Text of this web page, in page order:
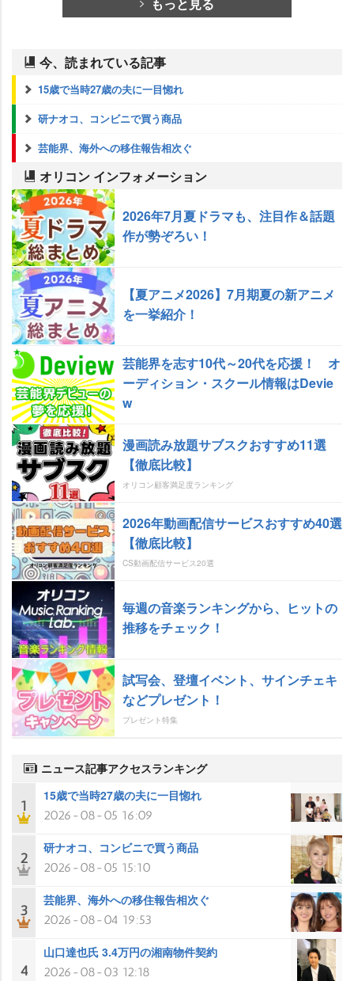
今、読まれている記事
15歳で当時27歳の夫に一目惚れ
研ナオコ、コンビニで買う商品
芸能界、海外への移住報告相次ぐ
オリコン インフォメーション
2026年7月夏ドラマも、注目作＆話題
作が勢ぞろい！
【夏アニメ2026】7月期夏の新アニメ
を一挙紹介！
芸能界を志す10代～20代を応援！ オ
ーディション・スクール情報はDevie
w
漫画読み放題サブスクおすすめ11選
【徹底比較】
オリコン顧客満足度ランキング
2026年動画配信サービスおすすめ40選
【徹底比較】
CS動画配信サービス20選
毎週の音楽ランキングから、ヒットの
推移をチェック！
試写会、登壇イベント、サインチェキ
などプレゼント！
プレゼント特集
ニュース記事アクセスランキング
1
15歳で当時27歳の夫に一目惚れ
2026-08-05 16:09
2
研ナオコ、コンビニで買う商品
2026-08-05 15:10
3
芸能界、海外への移住報告相次ぐ
2026-08-04 19:53
4
山口達也氏 3.4万円の湘南物件契約
2026-08-03 12:18